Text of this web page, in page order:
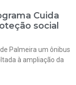
Cuida
social
Palmeira um ônibus
à ampliação da